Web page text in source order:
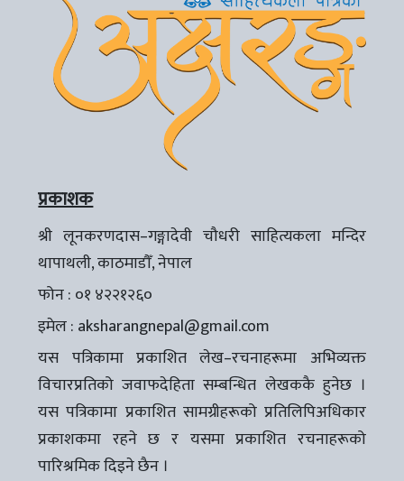
प्रकाशक
श्री लूनकरणदास–गङ्गादेवी चौधरी साहित्यकला मन्दिर
थापाथली, काठमाडौँ, नेपाल
फोन : ०१ ४२२१२६०
इमेल : aksharangnepal@gmail.com
यस पत्रिकामा प्रकाशित लेख–रचनाहरूमा अभिव्यक्त
विचारप्रतिको जवाफदेहिता सम्बन्धित लेखककै हुनेछ ।
यस पत्रिकामा प्रकाशित सामग्रीहरूको प्रतिलिपिअधिकार
प्रकाशकमा रहने छ र यसमा प्रकाशित रचनाहरूको
पारिश्रमिक दिइने छैन ।